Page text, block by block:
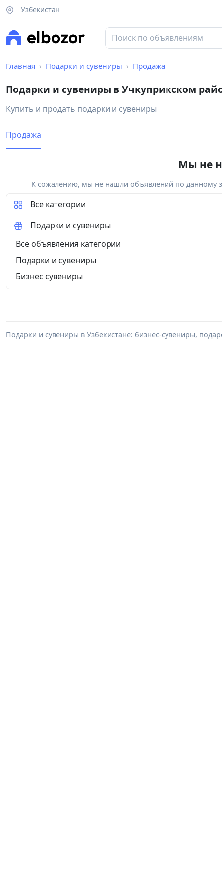
Узбекистан
Главная Подарки и сувениры Продажа
Подарки и сувениры в Учкуприкском
Купить и продать подарки и сувениры
Продажа
Мы не
К сожалению, мы не нашли объявлений по данному
Все категории
Подарки и сувениры
Все объявления категории
Подарки и сувениры
Бизнес сувениры
Подарки и сувениры в Узбекистане: бизнес-сувениры,